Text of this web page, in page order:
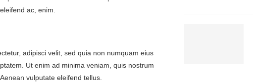
ac, enim.
adipisci velit, sed quia non numquam eius
Ut enim ad minima veniam, quis nostrum
vulputate eleifend tellus.